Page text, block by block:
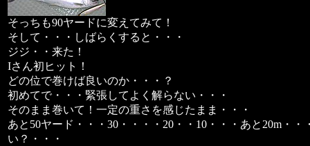
そっちも90ヤードに変えてみて！
そして・・・しばらくすると・・・
ジジ・・来た！
Iさん初ヒット！
どの位で巻けば良いのか・・・？
初めてで・・・緊張してよく解らない・・・
そのまま巻いて！一定の重さを感じたまま・・・
あと50ヤード・・・30・・・・20・・10・・・あと20m・
い？・・・